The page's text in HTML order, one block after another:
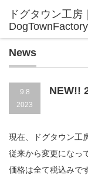
News
9.8
2023
NEW!!
現在、ドグタウン工
従来から変更になっ
価格は全て税込みで